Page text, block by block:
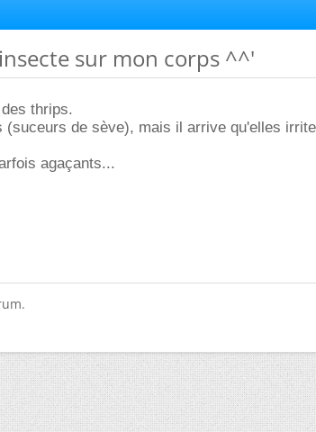
sur mon corps ^^'
thrips.
(suceurs de sève), mais il arrive qu'elles
agaçants...